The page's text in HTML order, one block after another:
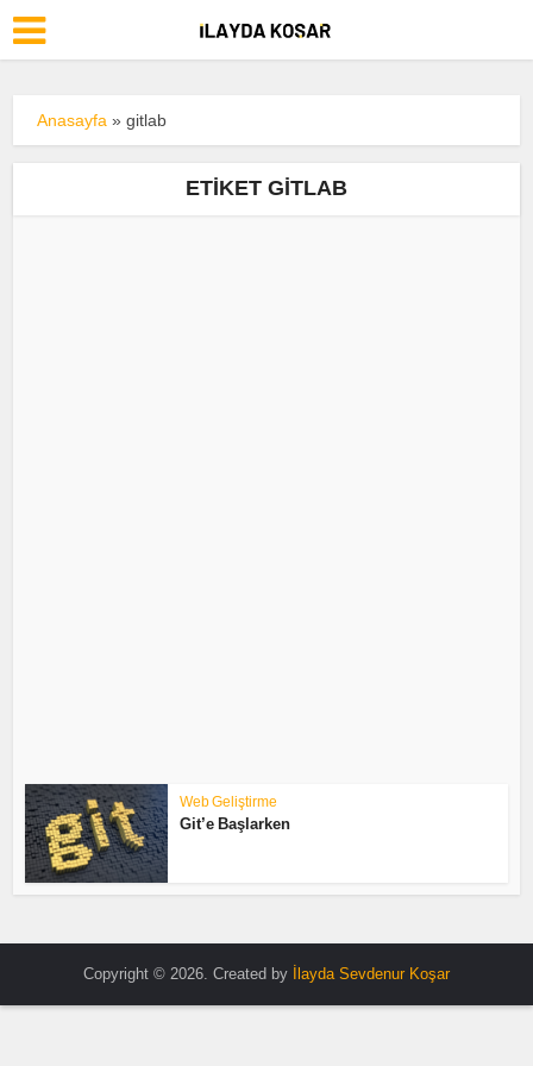
Anasayfa »gitlab
ETIKET GITLAB
Web Geliştirme
Git’e Başlarken
Copyright © 2026. Created by İlayda Sevdenur Koşar